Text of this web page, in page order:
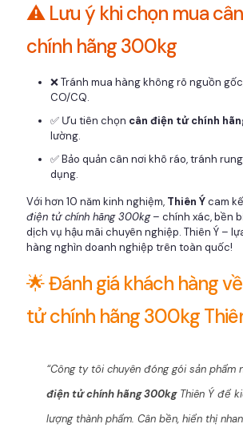
⚠️ Lưu ý khi chọn mua
chính hãng 300kg
❌ Tránh mua hàng không rõ nguồn
CO/CQ.
✅ Ưu tiên chọn cân điện tử chính
lường.
✅ Bảo quản cân nơi khô ráo, tránh
dụng.
Với hơn 10 năm kinh nghiệm, Thiên Ýcam
điện tử chính hãng 300kg– chính xác, bền
dịch vụ hậu mãi chuyên nghiệp. Thiên Ý –
hàng nghìn doanh nghiệp trên toàn quốc!
🌟 Đánh giá khách hàng
tử chính hãng 300kg
“Công ty tôi chuyên đóng gói sản phẩm
điện tử chính hãng 300kgThiên Ý để
lượng thành phẩm. Cân bền, hiển thị